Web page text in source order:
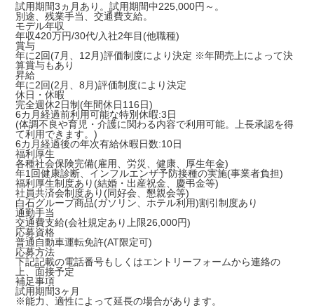
試用期間3ヵ月あり。試用期間中225,000円～。
別途、残業手当、交通費支給。
モデル年収
年収420万円/30代/入社2年目(他職種)
賞与
年に2回(7月、12月)評価制度により決定 ※年間売上によって決
算賞与もあり
昇給
年に2回(2月、8月)評価制度により決定
休日・休暇
完全週休2日制(年間休日116日)
6カ月経過前利用可能な特別休暇:3日
(体調不良や育児・介護に関わる内容で利用可能。上長承認を得
て利用できます。)
6カ月経過後の年次有給休暇日数:10日
福利厚生
各種社会保険完備(雇用、労災、健康、厚生年金)
年1回健康診断、インフルエンザ予防接種の実施(事業者負担)
福利厚生制度あり(結婚・出産祝金、慶弔金等)
社員共済会制度あり(同好会、懇親会等)
白石グループ商品(ガソリン、ホテル利用)割引制度あり
通勤手当
交通費支給(会社規定あり上限26,000円)
応募資格
普通自動車運転免許(AT限定可)
応募方法
下記記載の電話番号もしくはエントリーフォームから連絡の
上、面接予定
補足事項
試用期間3ヶ月
※能力、適性によって延長の場合があります。